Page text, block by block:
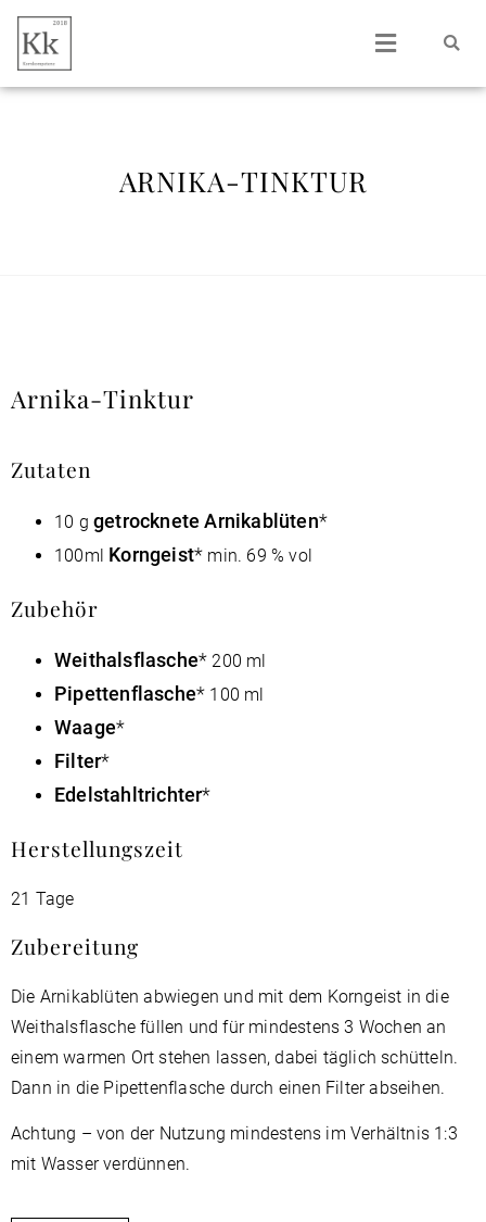
ARNIKA-TINKTUR
Arnika-Tinktur
Zutaten
10 g getrocknete Arnikablüten
100ml Korngeist min. 69 % vol
Zubehör
Weithalsflasche 200 ml
Pipettenflasche 100 ml
Waage
Filter
Edelstahltrichter
Herstellungszeit
21 Tage
Zubereitung
Die Arnikablüten abwiegen und mit dem Korngeist in die
Weithalsflasche füllen und für mindestens 3 Wochen an
einem warmen Ort stehen lassen, dabei täglich schütteln.
Dann in die Pipettenflasche durch einen Filter abseihen.
Achtung – von der Nutzung mindestens im Verhältnis 1:3
mit Wasser verdünnen.